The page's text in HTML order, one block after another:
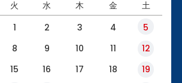
火 水 木 金 土
1 2 3 4
5
8 9 10 11
12
15 16 17 18
19